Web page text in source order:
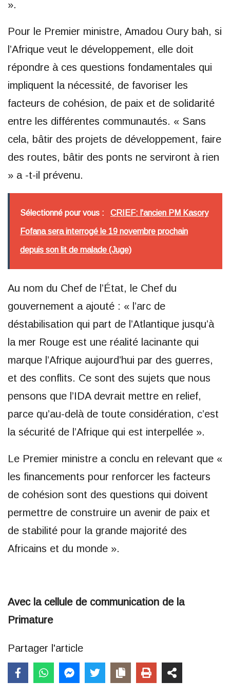
».
Pour le Premier ministre, Amadou Oury bah, si
l’Afrique veut le développement, elle doit
répondre à ces questions fondamentales qui
impliquent la nécessité, de favoriser les
facteurs de cohésion, de paix et de solidarité
entre les différentes communautés. « Sans
cela, bâtir des projets de développement, faire
des routes, bâtir des ponts ne serviront à rien
» a -t-il prévenu.
Sélectionné pour vous : CRIEF: l'ancien PM Kasory
Fofana sera interrogé le 19 novembre prochain
depuis son lit de malade (Juge)
Au nom du Chef de l’État, le Chef du
gouvernement a ajouté : « l’arc de
déstabilisation qui part de l’Atlantique jusqu’à
la mer Rouge est une réalité lacinante qui
marque l’Afrique aujourd’hui par des guerres,
et des conflits. Ce sont des sujets que nous
pensons que l’IDA devrait mettre en relief,
parce qu’au-delà de toute considération, c’est
la sécurité de l’Afrique qui est interpellée ».
Le Premier ministre a conclu en relevant que «
les financements pour renforcer les facteurs
de cohésion sont des questions qui doivent
permettre de construire un avenir de paix et
de stabilité pour la grande majorité des
Africains et du monde ».
Avec la cellule de communication de la
Primature
Partager l'article